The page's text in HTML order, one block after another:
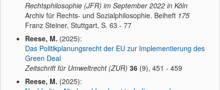
Rechtsphilosophie (JFR) im September 2022 in Köln
Archiv für Rechts- und Sozialphilosophie. Beiheft 175
Franz Steiner, Stuttgart, S. 63 - 77
Reese, M. (2025):
Das Politikplanungsrecht der EU zur Implementierung des
Green Deal
Zeitschrift für Umweltrecht (ZUR) 36 (9), 451 - 459
Reese, M. (2025):